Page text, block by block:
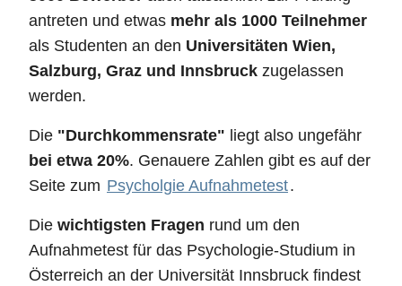
antreten und etwas mehr als 1000 Teilnehmer
als Studenten an den Universitäten Wien,
Salzburg, Graz und Innsbruck zugelassen
werden.
Die "Durchkommensrate" liegt also ungefähr
bei etwa 20%. Genauere Zahlen gibt es auf der
Seite zum Psycholgie Aufnahmetest.
Die wichtigsten Fragen rund um den
Aufnahmetest für das Psychologie-Studium in
Österreich an der Universität Innsbruck findest